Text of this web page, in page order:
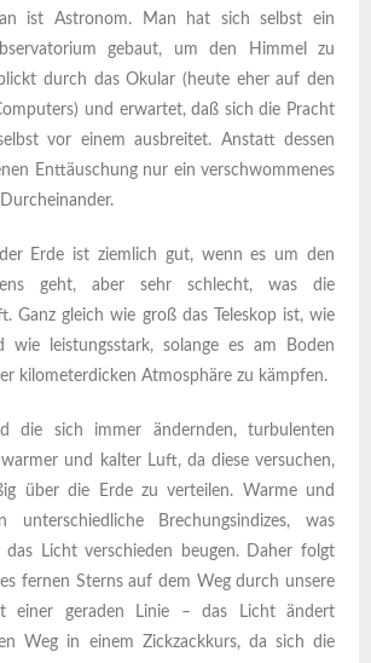
ist Astronom. Man hat sich selbst ein
gebaut, um den Himmel zu
durch das Okular (heute eher auf den
und erwartet, daß sich die Pracht
vor einem ausbreitet. Anstatt dessen
Enttäuschung nur ein verschwommenes
Erde ist ziemlich gut, wenn es um den
geht, aber sehr schlecht, was die
Ganz gleich wie groß das Teleskop ist, wie
wie leistungsstark, solange es am Boden
kilometerdicken Atmosphäre zu kämpfen.
die sich immer ändernden, turbulenten
und kalter Luft, da diese versuchen,
über die Erde zu verteilen. Warme und
Brechungsindizes, was
das Licht verschieden beugen. Daher folgt
fernen Sterns auf dem Weg durch unsere
einer geraden Linie – das Licht ändert
Weg in einem Zickzackkurs, da sich die